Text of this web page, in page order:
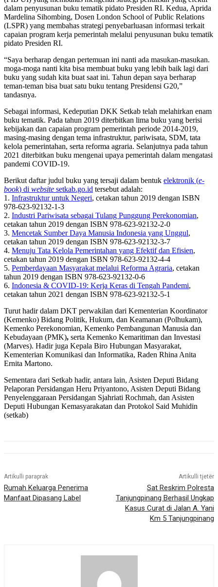
dalam penyusunan buku tematik pidato Presiden RI. Kedua, Aprida
Mardelina Sihombing, Dosen London School of Public Relations
(LSPR) yang membahas strategi penyebarluasan informasi terkait
capaian program kerja pemerintah melalui penyusunan buku tematik
pidato Presiden RI.
“Saya berharap dengan pertemuan ini nanti ada masukan-masukan.
moga-moga nanti kita bisa membuat buku yang lebih baik lagi dari
buku yang sudah kita buat saat ini. Tahun depan saya berharap
teman-teman bisa buat satu buku tentang Presidensi G20,”
tandasnya.
Sebagai informasi, Kedeputian DKK Setkab telah melahirkan enam
buku tematik. Pada tahun 2019 diterbitkan lima buku yang berisi
kebijakan dan capaian program pemerintah periode 2014-2019,
masing-masing dengan tema infrastruktur, pariwisata, SDM, tata
kelola pemerintahan, serta reforma agraria. Selanjutnya pada tahun
2021 diterbitkan buku mengenai upaya pemerintah dalam mengatasi
pandemi COVID-19.
Berikut daftar judul buku yang tersaji dalam bentuk elektronik (e-
book) di website setkab.go.id tersebut adalah:
1. Infrastruktur untuk Negeri, cetakan tahun 2019 dengan ISBN
978-623-92132-1-3
2. Industri Pariwisata sebagai Tulang Punggung Perekonomian,
cetakan tahun 2019 dengan ISBN 978-623-92132-2-0
3. Mencetak Sumber Daya Manusia Indonesia yang Unggul,
cetakan tahun 2019 dengan ISBN 978-623-92132-3-7
4. Menuju Tata Kelola Pemerintahan yang Efektif dan Efisien,
cetakan tahun 2019 dengan ISBN 978-623-92132-4-4
5. Pemberdayaan Masyarakat melalui Reforma Agraria, cetakan
tahun 2019 dengan ISBN 978-623-92132-0-6
6. Indonesia & COVID-19: Kerja Keras di Tengah Pandemi,
cetakan tahun 2021 dengan ISBN 978-623-92132-5-1
Turut hadir dalam DKT perwakilan dari Kementerian Koordinator
(Kemenko) Bidang Politik, Hukum, dan Keamanan (Polhukam),
Kemenko Perekonomian, Kemenko Pembangunan Manusia dan
Kebudayaan (PMK), serta Kemenko Kemaritiman dan Investasi
(Marves). Hadir juga Kepala Biro Hubungan Masyarakat,
Kementerian Komunikasi dan Informatika, Raden Rhina Anita
Ernita Martono.
Sementara dari Setkab hadir, antara lain, Asisten Deputi Bidang
Pelaporan Persidangan Heru Priyantono, Asisten Deputi Bidang
Penyelenggaraan Persidangan Sjahriati Rochmah, dan Asisten
Deputi Hubungan Kemasyarakatan dan Protokol Said Muhidin
(setkab)
Artikulli paraprak
Rumah Keluarga Penerima
Manfaat Dipasang Label
Artikulli tjetër
Sat Reskrim Polresta
Tanjungpinang Berhasil Ungkap
Kasus Curat di Jalan A. Yani
Km 5 Tanjungpinang